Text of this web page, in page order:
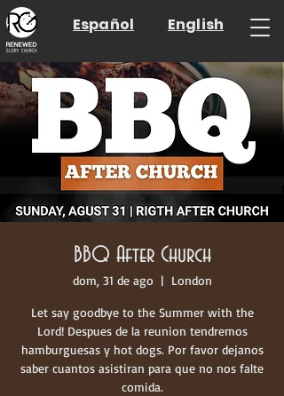
Español English
BBQ After Church
dom, 31 de ago
  |
London
Let say goodbye to the Summer with the
Lord! Despues de la reunion tendremos
hamburguesas y hot dogs. Por favor dejanos
saber cuantos asistiran para que no nos falte
comida.